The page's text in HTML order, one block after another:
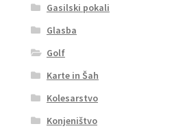
Gasilski pokali
Glasba
Golf
Karte in Šah
Kolesarstvo
Konjeništvo